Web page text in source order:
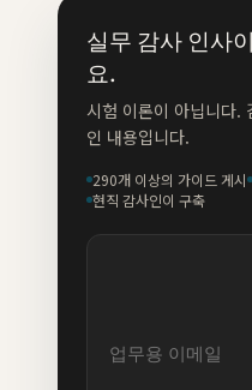
실무 감사 인사
요.
시험 이론이 아닙니다.
인 내용입니다.
290개 이상의 가이드 게시
현직 감사인이 구축